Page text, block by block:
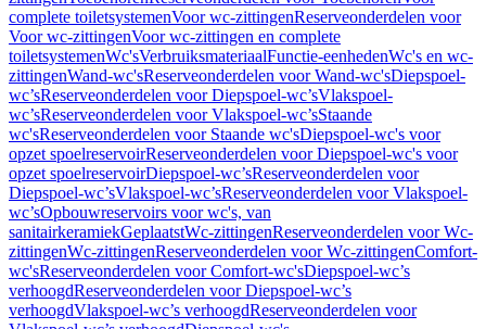
complete toiletsystemenVoor wc-zittingenReserveonderdelen voor
Voor wc-zittingenVoor wc-zittingen en complete
toiletsystemenWc'sVerbruiksmateriaalFunctie-eenhedenWc's en wc-
zittingenWand-wc'sReserveonderdelen voor Wand-wc'sDiepspoel-
wc’sReserveonderdelen voor Diepspoel-wc’sVlakspoel-
wc’sReserveonderdelen voor Vlakspoel-wc’sStaande
wc'sReserveonderdelen voor Staande wc'sDiepspoel-wc's voor
opzet spoelreservoirReserveonderdelen voor Diepspoel-wc's voor
opzet spoelreservoirDiepspoel-wc’sReserveonderdelen voor
Diepspoel-wc’sVlakspoel-wc’sReserveonderdelen voor Vlakspoel-
wc’sOpbouwreservoirs voor wc's, van
sanitairkeramiekGeplaatstWc-zittingenReserveonderdelen voor Wc-
zittingenWc-zittingenReserveonderdelen voor Wc-zittingenComfort-
wc'sReserveonderdelen voor Comfort-wc'sDiepspoel-wc’s
verhoogdReserveonderdelen voor Diepspoel-wc’s
verhoogdVlakspoel-wc’s verhoogdReserveonderdelen voor